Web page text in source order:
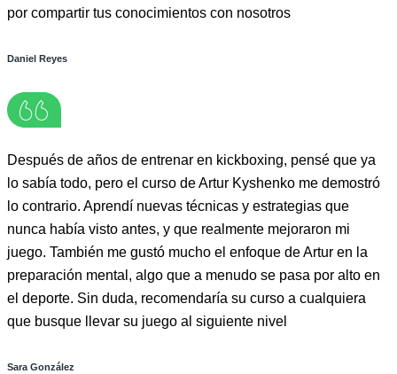
por compartir tus conocimientos con nosotros
Daniel Reyes
Después de años de entrenar en kickboxing, pensé que ya
lo sabía todo, pero el curso de Artur Kyshenko me demostró
lo contrario. Aprendí nuevas técnicas y estrategias que
nunca había visto antes, y que realmente mejoraron mi
juego. También me gustó mucho el enfoque de Artur en la
preparación mental, algo que a menudo se pasa por alto en
el deporte. Sin duda, recomendaría su curso a cualquiera
que busque llevar su juego al siguiente nivel
Sara González